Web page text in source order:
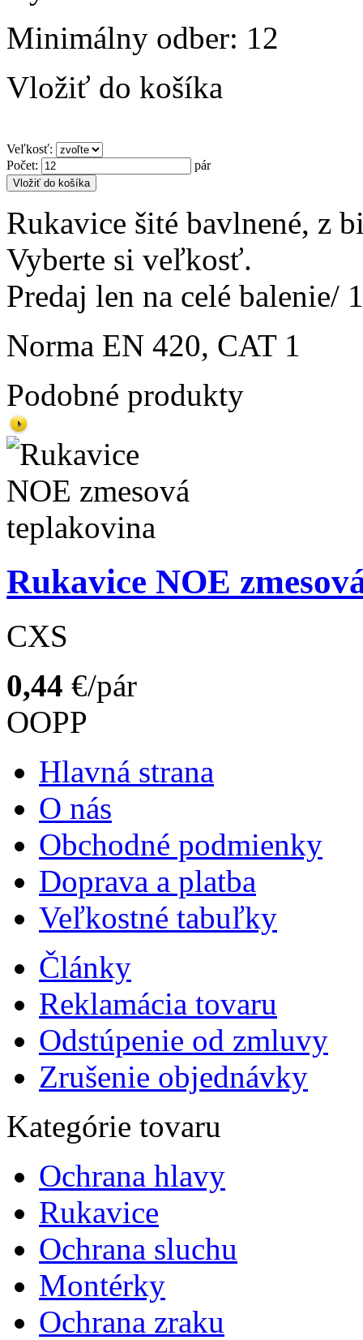
Minimálny odber: 12
Vložiť do košíka
Veľkosť:
Počet: pár
Vložiť do košíka
Rukavice šité bavlnené, z
Vyberte si veľkosť.
Predaj len na celé balenie/
Norma EN 420, CAT 1
Podobné produkty
Rukavice NOE
CXS
0,44 €/pár
OOPP
Hlavná strana
O nás
Obchodné podmienky
Doprava a platba
Veľkostné tabuľky
Články
Reklamácia tovaru
Odstúpenie od zmluvy
Zrušenie objednávky
Kategórie tovaru
Ochrana hlavy
Rukavice
Ochrana sluchu
Montérky
Ochrana zraku